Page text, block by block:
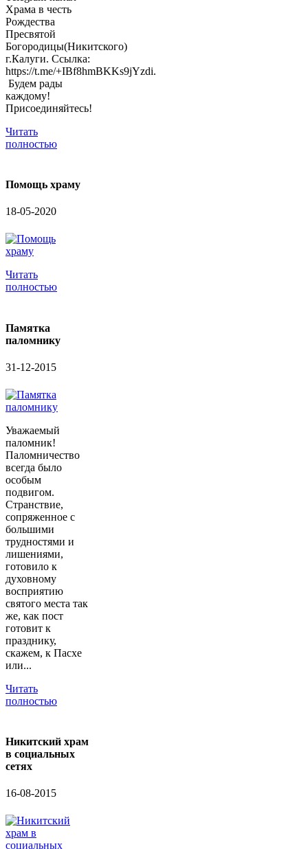
Храма в честь
Рождества
Пресвятой
Богородицы(Никитского)
г.Калуги. Ссылка:
https://t.me/+IBf8hmBKKs9jYzdi.
Будем рады
каждому!
Присоединяйтесь!
Читать
полностью
Помощь храму
18-05-2020
Читать
полностью
Памятка
паломнику
31-12-2015
Уважаемый
паломник!
Паломничество
всегда было
особым
подвигом.
Странствие,
сопряженное с
большими
трудностями и
лишениями,
готовило к
духовному
восприятию
святого места так
же, как пост
готовит к
празднику,
скажем, к Пасхе
или...
Читать
полностью
Никитский храм
в социальных
сетях
16-08-2015